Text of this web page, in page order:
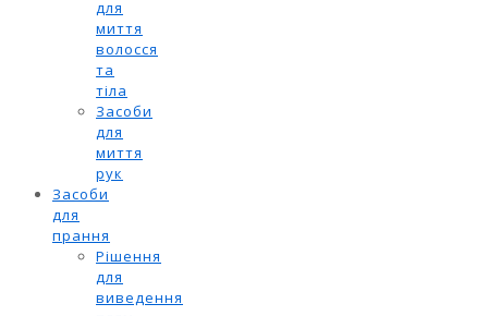
для
миття
волосся
та
тіла
Засоби
для
миття
рук
Засоби
для
прання
Рішення
для
виведення